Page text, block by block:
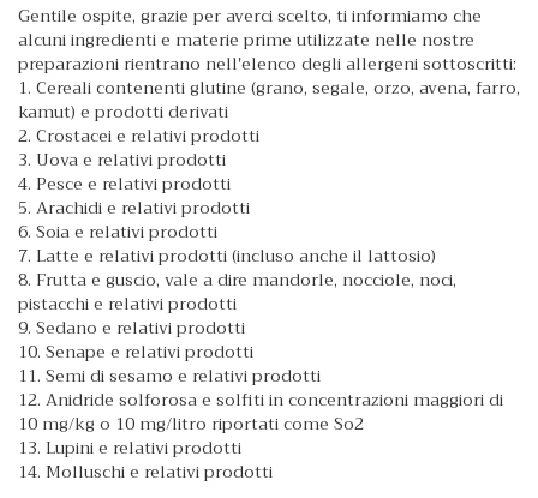
Gentile ospite, grazie per averci scelto, ti informiamo che
alcuni ingredienti e materie prime utilizzate nelle nostre
preparazioni rientrano nell'elenco degli allergeni sottoscritti:
1. Cereali contenenti glutine (grano, segale, orzo, avena, farro,
kamut) e prodotti derivati
2. Crostacei e relativi prodotti
3. Uova e relativi prodotti
4. Pesce e relativi prodotti
5. Arachidi e relativi prodotti
6. Soia e relativi prodotti
7. Latte e relativi prodotti (incluso anche il lattosio)
8. Frutta e guscio, vale a dire mandorle, nocciole, noci,
pistacchi e relativi prodotti
9. Sedano e relativi prodotti
10. Senape e relativi prodotti
11. Semi di sesamo e relativi prodotti
12. Anidride solforosa e solfiti in concentrazioni maggiori di
10 mg/kg o 10 mg/litro riportati come So2
13. Lupini e relativi prodotti
14. Molluschi e relativi prodotti